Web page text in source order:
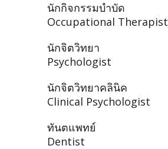
นักกิจกรรมบำบัด
Occupational Therapist
นักจิตวิทยา
Psychologist
นักจิตวิทยาคลินิค
Clinical Psychologist
ทันตแพทย์
Dentist